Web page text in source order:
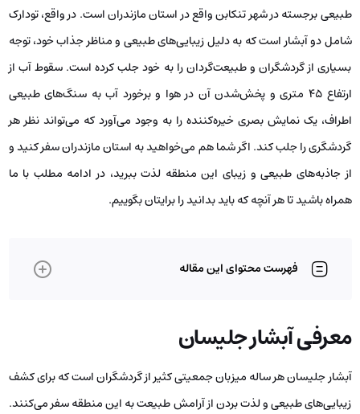
طبیعی برجسته در شهر تنکابن واقع در استان مازندران است. در واقع، تودارک
شامل دو آبشار است که به دلیل زیبایی‌های طبیعی و مناظر جذاب خود، توجه
بسیاری از گردشگران و طبیعت‌گردان را به خود جلب کرده است. سقوط آب از
ارتفاع ۴۵ متری و پخش‌شدن آن در هوا و برخورد آب به سنگ‌های طبیعی
اطراف، یک نمایش بصری خیره‌کننده را به وجود می‌آورد که می‌تواند نظر هر
گردشگری را جلب کند. اگر شما هم می‌خواهید به استان مازندران سفر کنید و
از جاذبه‌های طبیعی و زیبای این منطقه لذت ببرید، در ادامه مطلب با ما
همراه باشید تا هر آنچه که باید بدانید را برایتان بگوییم.
فهرست محتوای این مقاله
معرفی آبشار جلیسان
آبشار جلیسان هر ساله میزبان جمعیتی کثیر از گردشگران است که برای کشف
زیبایی‌های طبیعی و لذت بردن از آرامش طبیعت به این منطقه سفر می‌کنند.